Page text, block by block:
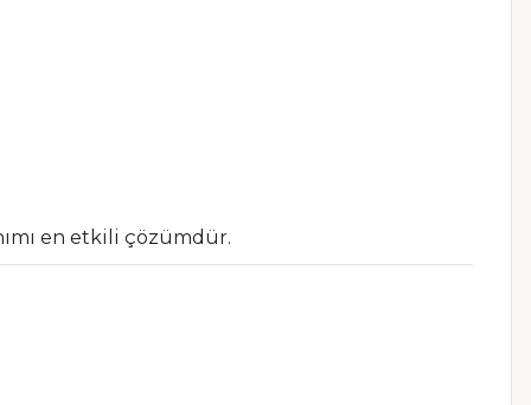
en etkili çözümdür.